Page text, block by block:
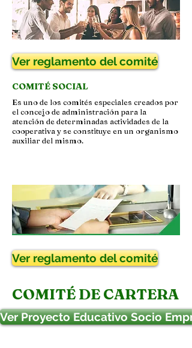
Ver reglamento del comité
COMITÉ SOCIAL
Es uno de los comités especiales creados por
el concejo de administración para la
atención de determinadas actividades de la
cooperativa y se constituye en un organismo
auxiliar del mismo.
Ver reglamento del comité
COMITÉ DE CARTERA
Ver Proyecto Educativo Socio